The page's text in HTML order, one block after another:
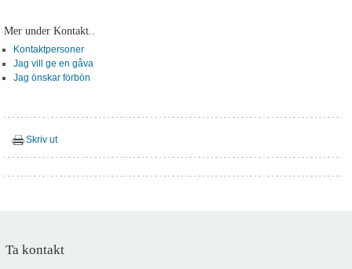
Mer under Kontakt..
Kontaktpersoner
Jag vill ge en gåva
Jag önskar förbön
Skriv ut
Ta kontakt